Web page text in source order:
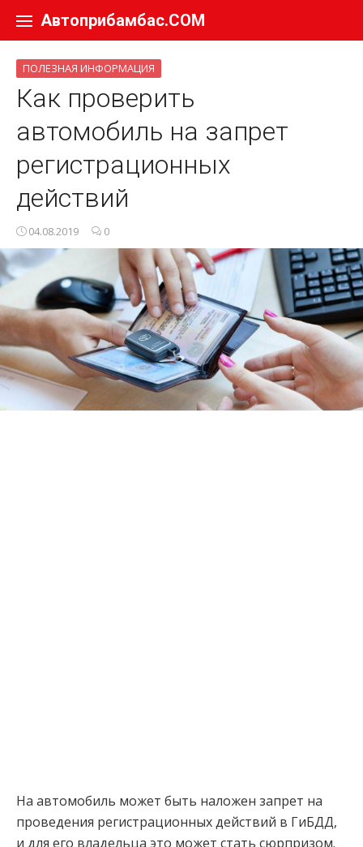
Автоприбамбас.COM
ПОЛЕЗНАЯ ИНФОРМАЦИЯ
Как проверить
автомобиль на запрет
регистрационных
действий
04.08.2019 0
На автомобиль может быть наложен запрет на
проведения регистрационных действий в ГиБДД,
и для его владельца это может стать сюрпризом.